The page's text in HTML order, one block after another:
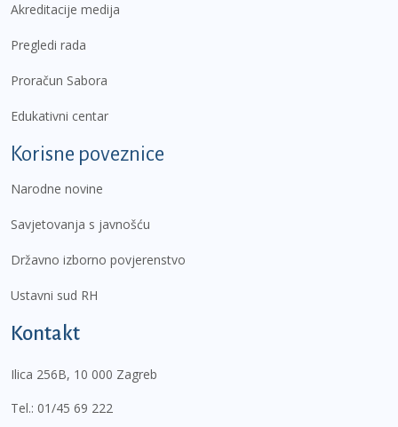
Akreditacije medija
Pregledi rada
Proračun Sabora
Edukativni centar
Korisne poveznice
Narodne novine
Savjetovanja s javnošću
Državno izborno povjerenstvo
Ustavni sud RH
Kontakt
Ilica 256B, 10 000 Zagreb
Tel.: 01/45 69 222